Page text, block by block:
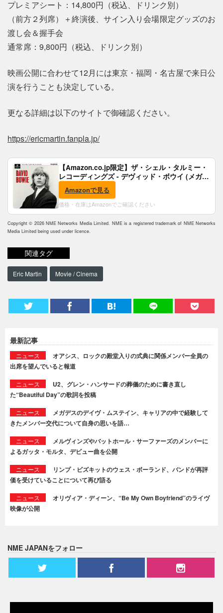
プレミアシート：14,800円（税込、ドリンク別）
（前方２列席）＋終演後、サイン入り会場限定グッズのお
渡し会＆握手会
通常席：9,800円（税込、ドリンク別）
映画公開に合わせて12月には東京・福岡・名古屋で来日公
演を行うことも決定している。
更なる詳細は以下のサイトで御確認ください。
https://ericmartin.fanpla.jp/
【Amazon.co.jp限定】ザ・シェル・タルミー・
レコーディングズ - デヴィッド・ボウイ (メガジ
ャケ付)
Amazonで見る
価格・在庫はAmazonでご確認ください
Copyright © 2026 NME Networks Media Limited. NME is a registered trademark of NME Networks
Media Limited being used under licence.
関連タグ
Eric Martin Movie / Cinema
最新記事
ニュース
オアシス、ロックの殿堂入りの式典に関係メンバー全員の
出席を望んでいると報道
ニュース
U2、グレン・ハンサードの葬儀のために書き直し
た“Beautiful Day”の歌詞を投稿
ニュース
メガデスのデイヴ・ムステイン、キャリアの中で経験して
きたメンバー交代について自身の思いを語…
ニュース
メルヴィンズやバットホール・サーファーズのメンバーに
よるガッタ・モルタ、デビュー曲を公開
ニュース
リンプ・ビズキットのウェス・ボーランド、バンドが再評
価を受けていることについて再び語る
ニュース
オリヴィア・ディーン、“Be My Own Boyfriend”のライヴ
映像が公開
NME JAPANをフォロー